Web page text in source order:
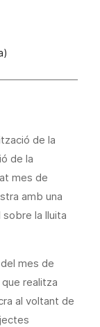
de la
de la
mes de
amb una
la lluita
mes de
realitza
al voltant de